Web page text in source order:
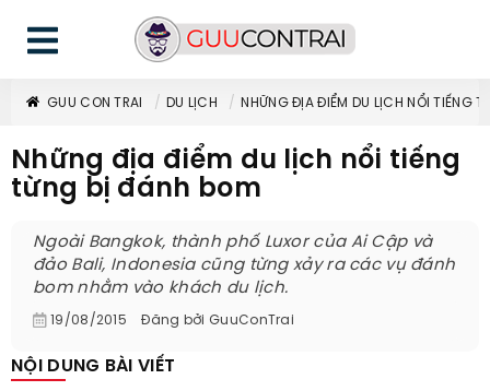
GUU CON TRAI DU LỊCH NHỮNG ĐỊA ĐIỂM DU LỊCH NỔI TIẾNG
Những địa điểm du lịch nổi tiếng
từng bị đánh bom
Ngoài Bangkok, thành phố Luxor của Ai Cập và
đảo Bali, Indonesia cũng từng xảy ra các vụ đánh
bom nhằm vào khách du lịch.
19/08/2015 Đăng bởi GuuConTrai
NỘI DUNG BÀI VIẾT